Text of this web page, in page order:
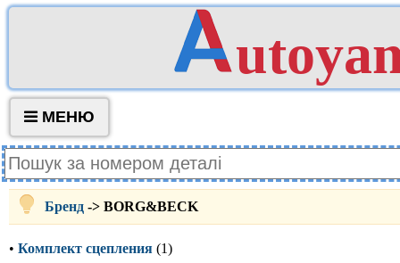
МЕНЮ
Бренд -> BORG&BECK
• Комплект сцепления (1)